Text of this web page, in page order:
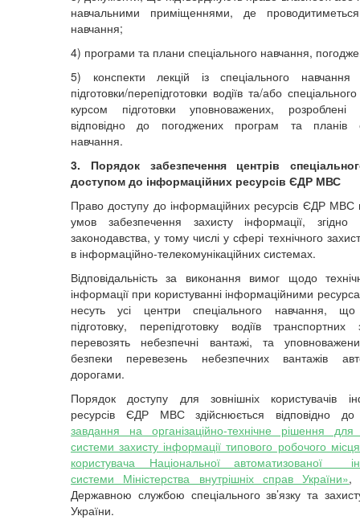
навчальними приміщеннями, де
навчання;
4) програми та плани спеціального навчання,
5) конспекти лекцій із спеціального
підготовки/перепідготовки водіїв та/або
курсом підготовки уповноважених, розроблені
відповідно до погоджених програм та планів
навчання.
3. Порядок забезпечення центрів
доступом до інформаційних ресурсів ЄДР МВС
Право доступу до інформаційних ресурсів ЄДР МВС
умов забезпечення захисту інформації,
законодавства, у тому числі у сфері технічного
в інформаційно-телекомунікаційних системах.
Відповідальність за виконання вимог щодо
інформації при користуванні інформаційними
несуть усі центри спеціального навчання, що
підготовку, перепідготовку водіїв
перевозять небезпечні вантажі, та
безпеки перевезень небезпечних вантажів
дорогами.
Порядок доступу для зовнішніх користувачів
ресурсів ЄДР МВС здійснюється відповідно
завдання на організаційно-технічне рішення для
системи захисту інформації типового робочого
користувача Національної автоматизованої
системи Міністерства внутрішніх справ України»,
Державною службою спеціального зв’язку та
України.